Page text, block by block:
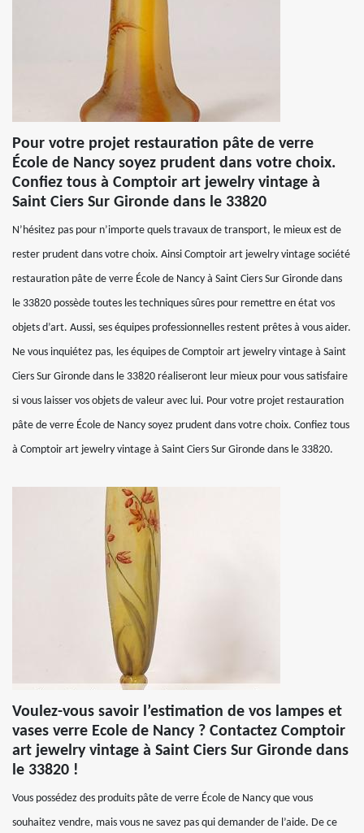
Pour votre projet restauration pâte de verre
École de Nancy soyez prudent dans votre choix.
Confiez tous à Comptoir art jewelry vintage à
Saint Ciers Sur Gironde dans le 33820
N’hésitez pas pour n’importe quels travaux de transport, le mieux est de
rester prudent dans votre choix. Ainsi Comptoir art jewelry vintage société
restauration pâte de verre École de Nancy à Saint Ciers Sur Gironde dans
le 33820 possède toutes les techniques sûres pour remettre en état vos
objets d’art. Aussi, ses équipes professionnelles restent prêtes à vous aider.
Ne vous inquiétez pas, les équipes de Comptoir art jewelry vintage à Saint
Ciers Sur Gironde dans le 33820 réaliseront leur mieux pour vous satisfaire
si vous laisser vos objets de valeur avec lui. Pour votre projet restauration
pâte de verre École de Nancy soyez prudent dans votre choix. Confiez tous
à Comptoir art jewelry vintage à Saint Ciers Sur Gironde dans le 33820.
Voulez-vous savoir l’estimation de vos lampes et
vases verre Ecole de Nancy ? Contactez Comptoir
art jewelry vintage à Saint Ciers Sur Gironde dans
le 33820 !
Vous possédez des produits pâte de verre École de Nancy que vous
souhaitez vendre, mais vous ne savez pas qui demander de l’aide. De ce